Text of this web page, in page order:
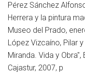
Pérez Sánchez
Herrera y la pintura
Museo del Prado,
López Vizcaíno, Pilar
Miranda. Vida y
Cajastur, 2007, p